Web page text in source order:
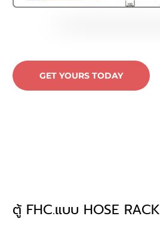
GET YOURS TODAY
ตู้ FHC.แบบ HOSE RACK